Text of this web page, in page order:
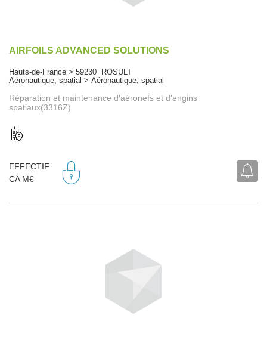
AIRFOILS ADVANCED SOLUTIONS
Hauts-de-France > 59230 ROSULT
Aéronautique, spatial > Aéronautique, spatial
Réparation et maintenance d'aéronefs et d'engins
spatiaux(3316Z)
EFFECTIF
CA M€